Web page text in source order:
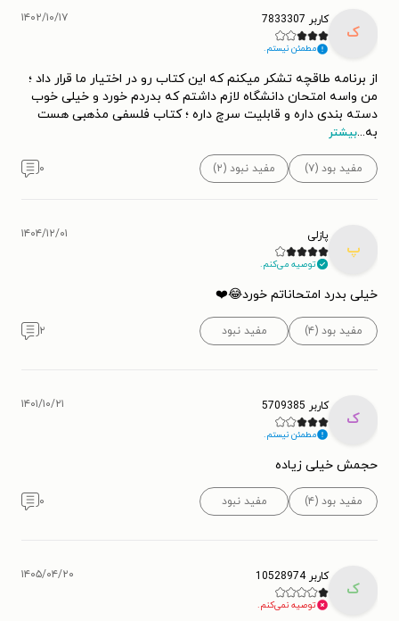
ک
کاربر 7833307
مطمئن نیستم.
۱۴۰۲/۱۰/۱۷
از برنامه طاقچه تشکر میکنم که این کتاب رو در اختیار ما قرار داد ؛
من واسه امتحان دانشگاه لازم داشتم که بدردم خورد و خیلی خوب
دسته بندی داره و قابلیت سرچ داره ؛ کتاب فلسفی مذهبی هست
به...بیشتر
مفید بود (۷) مفید نبود (۲) ۰
پ
پازلی
توصیه می‌کنم.
۱۴۰۴/۱۲/۰۱
خیلی بدرد امتحاناتم خورد😂❤️
مفید بود (۴) مفید نبود ۲
ک
کاربر 5709385
مطمئن نیستم.
۱۴۰۱/۱۰/۲۱
حجمش خیلی زیاده
مفید بود (۴) مفید نبود ۰
ک
کاربر 10528974
توصیه نمی‌کنم.
۱۴۰۵/۰۴/۲۰